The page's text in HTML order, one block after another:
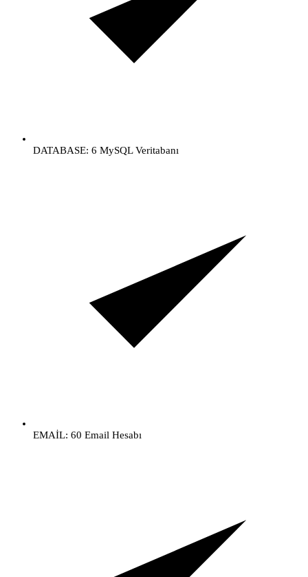
DATABASE: 6 MySQL Veritabanı
EMAİL: 60 Email Hesabı